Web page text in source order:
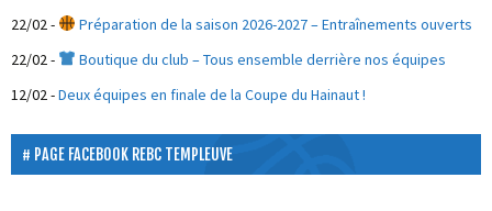
22/02-
Préparation de la saison 2026-2027 – Entraînements ouverts
22/02-
Boutique du club – Tous ensemble derrière nos équipes
12/02-Deux équipes en finale de la Coupe du Hainaut !
PAGE FACEBOOK REBC TEMPLEUVE